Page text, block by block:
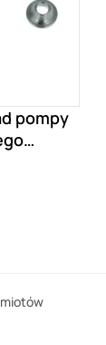
pompy
TFSI